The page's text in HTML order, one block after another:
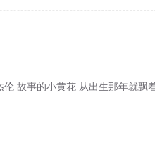
故事的小黄花 从出生那年就飘